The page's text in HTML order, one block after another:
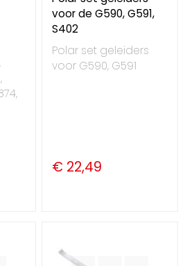
voor de G590, G591,
S402
Polar set geleiders
voor G590, G591
€ 22,49